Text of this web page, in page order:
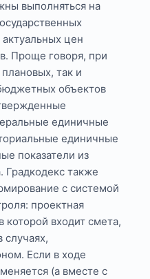
выполняться на
цен
Проще говоря, при
так и
объектов
единичные
единичные
показатели из
Градкодекс также
с системой
проектная
которой входит смета,
случаях,
Если в ходе
(а вместе с